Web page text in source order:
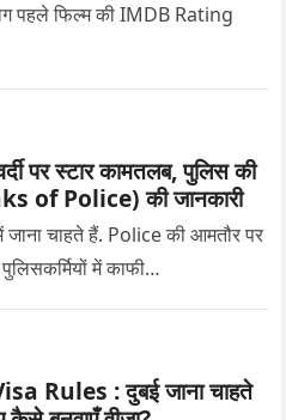
पहले फिल्म की IMDB Rating
पर स्टार कामतलब, पुलिस की
of Police) की जानकारी
जाना चाहते हैं. Police की आमतौर पर
में काफी…
Rules : दुबई जाना चाहते